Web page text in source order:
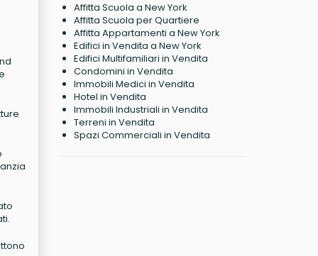
Affitta Scuola a New York
Affitta Scuola per Quartiere
Affitta Appartamenti a New York
Edifici in Vendita a New York
Edifici Multifamiliari in Vendita
Condomini in Vendita
Immobili Medici in Vendita
Hotel in Vendita
Immobili Industriali in Vendita
Terreni in Vendita
Spazi Commerciali in Vendita